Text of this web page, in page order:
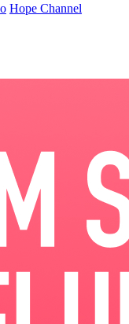
Hope Channel